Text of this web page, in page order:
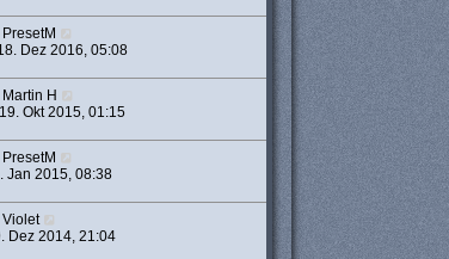
PresetM
Dez 2016, 05:08
Martin H
Okt 2015, 01:15
PresetM
Jan 2015, 08:38
Violet
Dez 2014, 21:04